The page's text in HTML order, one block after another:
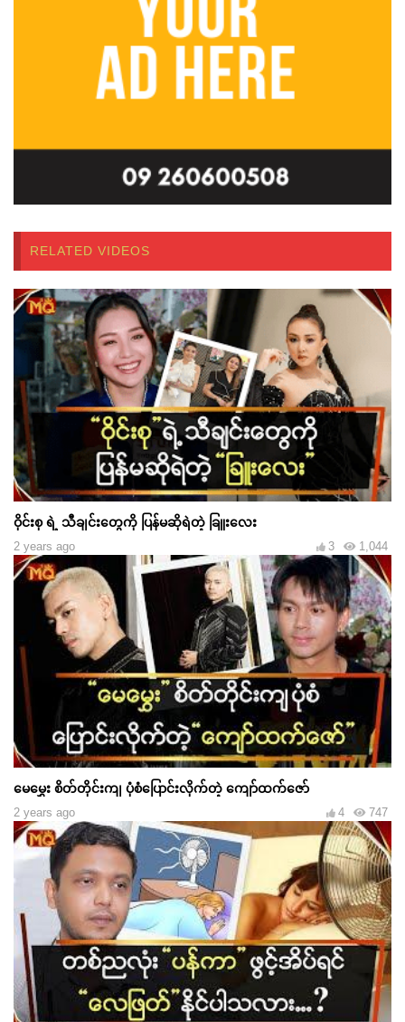
RELATED VIDEOS
ဝိုင်းစု ရဲ့ သီချင်းတွေကို ပြန်မဆိုရဲတဲ့ ခြူးလေး
2 years ago 1,044
3
မေမွှေး စိတ်တိုင်းကျ ပုံစံပြောင်းလိုက်တဲ့ ကျော်ထက်ဇော်
2 years ago 747
4